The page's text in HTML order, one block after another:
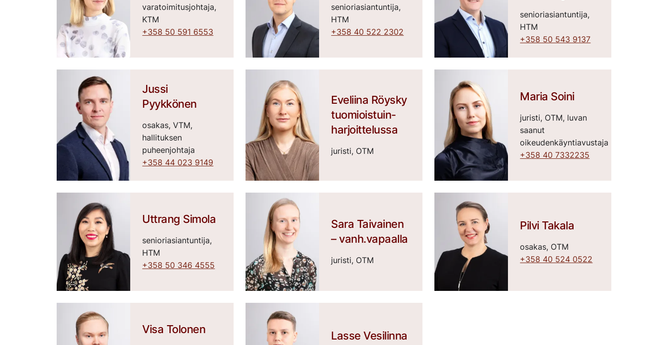
varatoimitusjohtaja,
KTM
+358 50 591 6553
senioriasiantuntija,
HTM
+358 40 522 2302
senioriasiantuntija,
HTM
+358 50 543 9137
Jussi
Pyykkönen
osakas, VTM,
hallituksen
puheenjohtaja
+358 44 023 9149
Eveliina Röysky
tuomioistuin-
harjoittelussa
juristi, OTM
Maria Soini
juristi, OTM, luvan
saanut
oikeudenkäyntiavustaja
+358 40 7332235
Uttrang Simola
senioriasiantuntija,
HTM
+358 50 346 4555
Sara Taivainen
– vanh.vapaalla
juristi, OTM
Pilvi Takala
osakas, OTM
+358 40 524 0522
Visa Tolonen Lasse Vesilinna